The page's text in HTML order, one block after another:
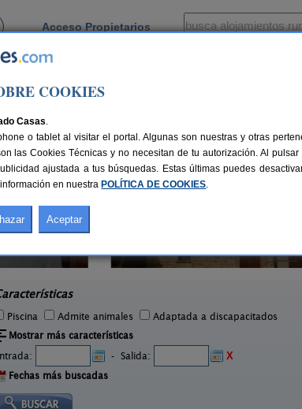
Acceso Propietarios
Piscina Admite animales
Adaptada a discapacitados
Mostrar más características
- Salida:
X
Fechas más buscadas
COOKIES
Casas.
o tablet al visitar el portal. Algunas son nuestras y otras
las Cookies Técnicas y no necesitan de tu autorización. Al pulsar
ajustada a tus búsquedas. Estas últimas puedes
en nuestra POLÍTICA DE COOKIES.